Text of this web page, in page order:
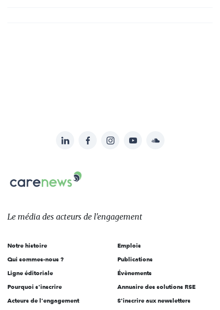
sur:
LinkedInFacebookInstagramYouTubeSoundcloud
Carenews,
Le
des
l'engagement
Le média des acteurs de l'engagement
Notre histoire
Qui sommes-nous ?
Ligne éditoriale
Pourquoi s'inscrire
Acteurs de l'engagement
Emplois
Publications
Évènements
Annuaire des solutions RSE
S'inscrire aux newsletters